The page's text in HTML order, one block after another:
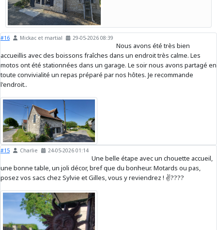
#16 Mickac et martial 29-05-2026 08:39
Nous avons été très bien
accueillis avec des boissons fraîches dans un endroit très calme. Les
motos ont été stationnées dans un garage. Le soir nous avons partagé en
toute convivialité un repas préparé par nos hôtes. Je recommande
l'endroit..
#15 Charlie 24-05-2026 01:14
Une belle étape avec un chouette accueil,
une bonne table, un joli décor, bref que du bonheur. Motards ou pas,
posez vos sacs chez Sylvie et Gilles, vous y reviendrez ! ✌️????️